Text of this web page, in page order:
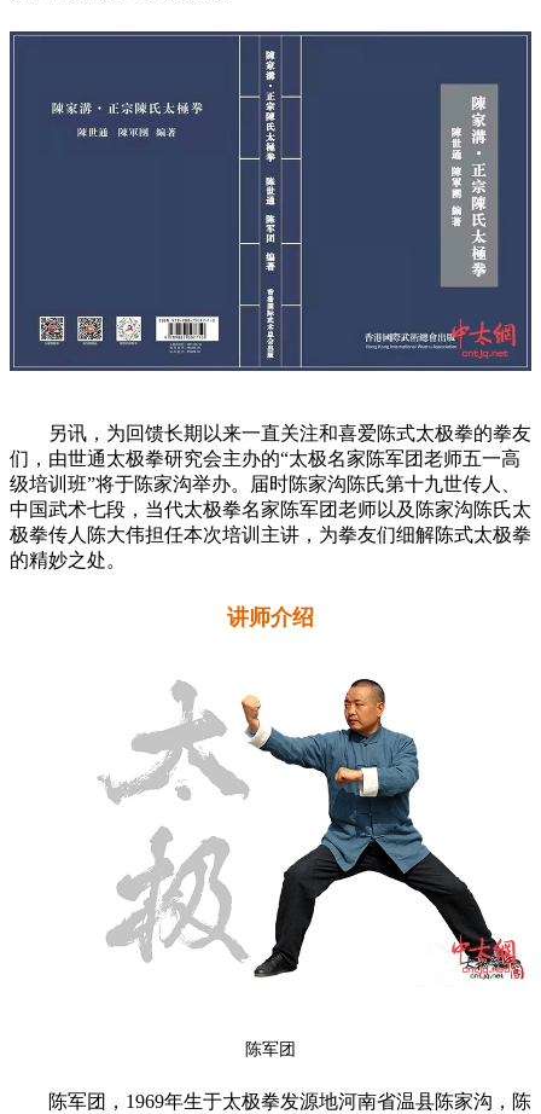
另讯，为回馈长期以来一直关注和喜爱陈式太极拳的拳友
们，由世通太极拳研究会主办的“太极名家陈军团老师五一高
级培训班”将于陈家沟举办。届时陈家沟陈氏第十九世传人、
中国武术七段，当代太极拳名家陈军团老师以及陈家沟陈氏太
极拳传人陈大伟担任本次培训主讲，为拳友们细解陈式太极拳
的精妙之处。
讲师介绍
陈军团
陈军团，1969年生于太极拳发源地河南省温县陈家沟，陈